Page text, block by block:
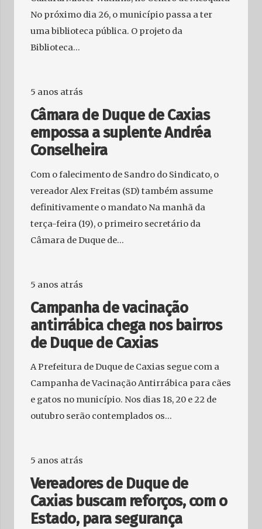
No próximo dia 26, o município passa a ter
uma biblioteca pública. O projeto da
Biblioteca…
5 anos atrás
Câmara de Duque de Caxias
empossa a suplente Andréa
Conselheira
Com o falecimento de Sandro do Sindicato, o
vereador Alex Freitas (SD) também assume
definitivamente o mandato Na manhã da
terça-feira (19), o primeiro secretário da
Câmara de Duque de…
5 anos atrás
Campanha de vacinação
antirrábica chega nos bairros
de Duque de Caxias
A Prefeitura de Duque de Caxias segue com a
Campanha de Vacinação Antirrábica para cães
e gatos no município. Nos dias 18, 20 e 22 de
outubro serão contemplados os…
5 anos atrás
Vereadores de Duque de
Caxias buscam reforços, com o
Estado, para segurança